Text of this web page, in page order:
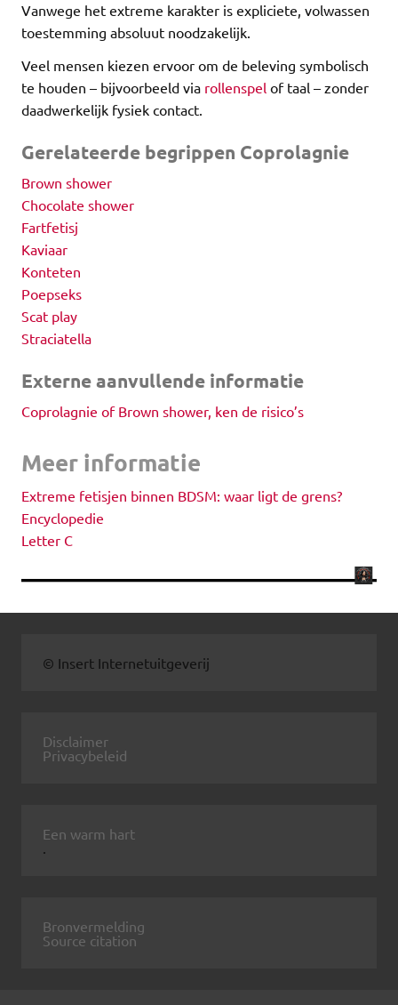
Vanwege het extreme karakter is expliciete, volwassen
toestemming absoluut noodzakelijk.
Veel mensen kiezen ervoor om de beleving symbolisch
te houden – bijvoorbeeld via rollenspel of taal – zonder
daadwerkelijk fysiek contact.
Gerelateerde begrippen Coprolagnie
Brown shower
Chocolate shower
Fartfetisj
Kaviaar
Konteten
Poepseks
Scat play
Straciatella
Externe aanvullende informatie
Coprolagnie of Brown shower, ken de risico’s
Meer informatie
Extreme fetisjen binnen BDSM: waar ligt de grens?
Encyclopedie
Letter C
© Insert Internetuitgeverij
Disclaimer
Privacybeleid
Een warm hart
Bronvermelding
Source citation